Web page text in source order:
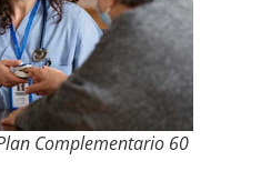
Complementario 60